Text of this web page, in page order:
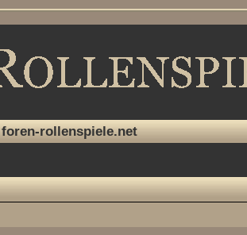
foren-rollenspiele.net